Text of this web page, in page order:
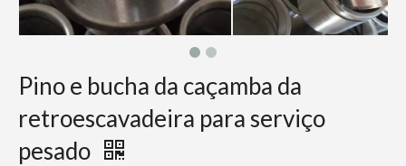
Pino e bucha da caçamba da
retroescavadeira para serviço
pesado